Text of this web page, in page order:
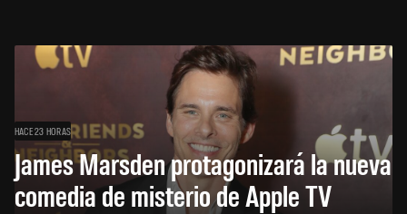
HACE 23 HORAS
James Marsden protagonizará la nueva
comedia de misterio de Apple TV